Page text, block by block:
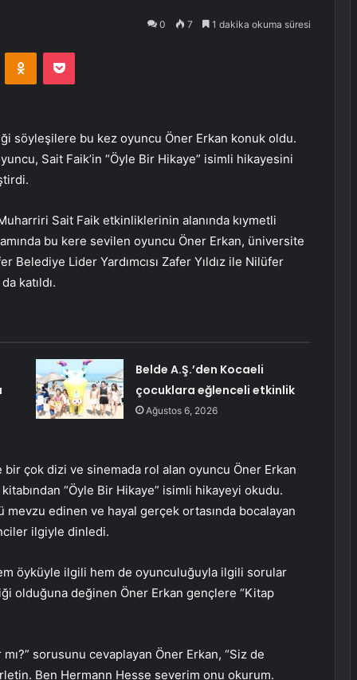
0 7 1 dakika okuma süresi
Odnoklassniki
Pocket
söyleşilere bu kez oyuncu Öner Erkan konuk oldu.
Sait Faik’in “Öyle Bir Hikaye” isimli hikayesini
Sait Faik etkinliklerinin alanında kıymetli
bu kere sevilen oyuncu Öner Erkan, üniversite
Lider Yardımcısı Zafer Yıldız ile Nilüfer
katıldı.
Belde A.Ş.’den Kocaeli
çocuklara eğlenceli etkinlik
Ağustos 6, 2026
çok dizi ve sinemada rol alan oyuncu Öner Erkan
kitabından “Öyle Bir Hikaye” isimli hikayeyi okudu.
mevzu edinen ve hayal gerçek ortasında bocalayan
ilgiyle dinledi.
öyküyle ilgili hem de oyunculuğuyla ilgili sorular
olduğuna değinen Öner Erkan gençlere “Kitap
sorusunu cevaplayan Öner Erkan, “Siz de
Ben Hermann Hesse severim onu okurum.